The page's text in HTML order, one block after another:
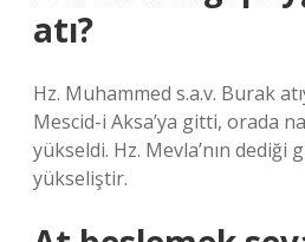
atı?
Hz. Muhammed s.a.v. Burak
Mescid-i Aksa’ya gitti, orada
yükseldi. Hz. Mevla’nın dediği
yükseliştir.